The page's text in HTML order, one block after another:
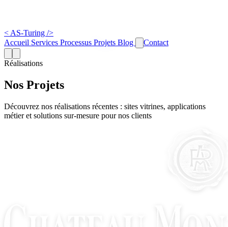
< AS-Turing />
Accueil Services Processus Projets Blog Contact
Réalisations
Nos Projets
Découvrez nos réalisations récentes : sites vitrines, applications
métier et solutions sur-mesure pour nos clients